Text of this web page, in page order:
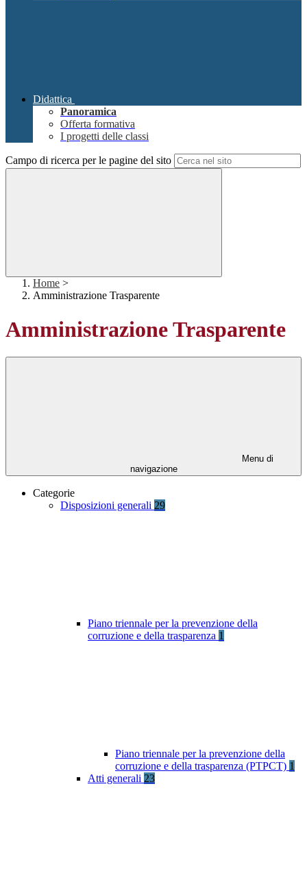
Didattica
Panoramica
Offerta formativa
I progetti delle classi
Campo di ricerca per le pagine del sito
Home >
Amministrazione Trasparente
Amministrazione Trasparente
Menu di
navigazione
Categorie
Disposizioni generali 29
Piano triennale per la prevenzione della
corruzione e della trasparenza 1
Piano triennale per la prevenzione della
corruzione e della trasparenza (PTPCT) 1
Atti generali 23